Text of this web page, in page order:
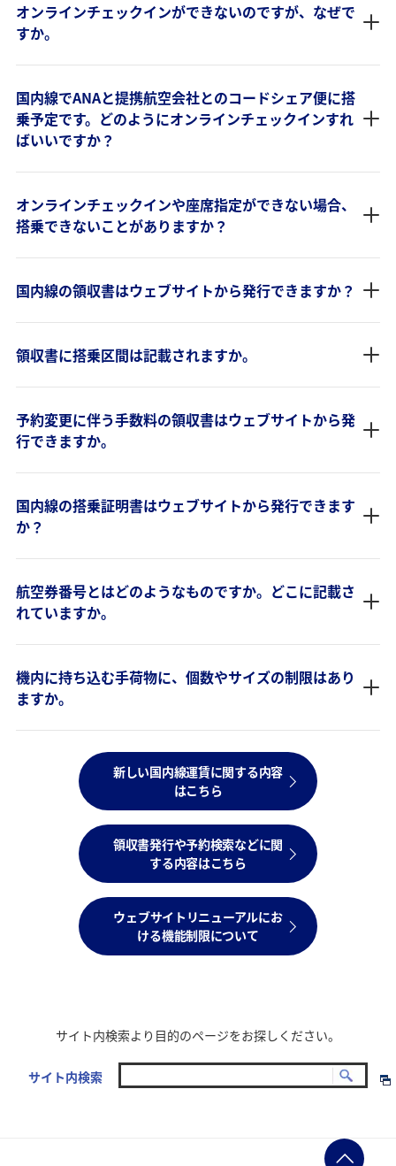
オンラインチェックインができないのですが、なぜで
すか。
国内線でANAと提携航空会社とのコードシェア便に搭
乗予定です。どのようにオンラインチェックインすれ
ばいいですか？
オンラインチェックインや座席指定ができない場合、
搭乗できないことがありますか？
国内線の領収書はウェブサイトから発行できますか？
領収書に搭乗区間は記載されますか。
予約変更に伴う手数料の領収書はウェブサイトから発
行できますか。
国内線の搭乗証明書はウェブサイトから発行できます
か？
航空券番号とはどのようなものですか。どこに記載さ
れていますか。
機内に持ち込む手荷物に、個数やサイズの制限はあり
ますか。
新しい国内線運賃に関する内容
はこちら
領収書発行や予約検索などに関
する内容はこちら
ウェブサイトリニューアルにお
ける機能制限について
サイト内検索より目的のページをお探しください。
サイト内検索